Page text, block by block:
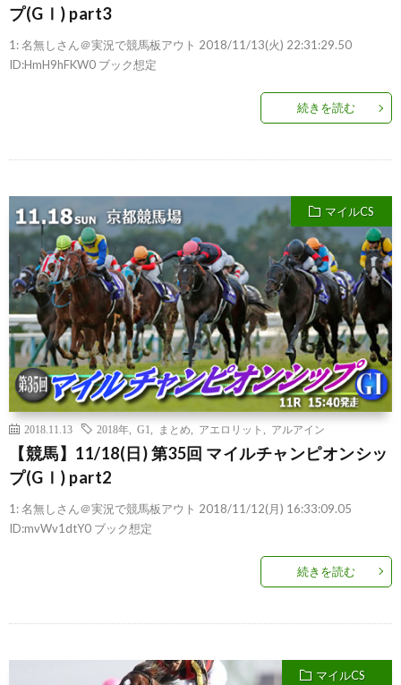
プ(GⅠ) part3
1: 名無しさん＠実況で競馬板アウト 2018/11/13(火) 22:31:29.50
ID:HmH9hFKW0 ブック想定
続きを読む
マイルCS
2018.11.13 2018年 G1 まとめ アエロリット アルアイン
【競馬】11/18(日) 第35回 マイルチャンピオンシッ
プ(GⅠ) part2
1: 名無しさん＠実況で競馬板アウト 2018/11/12(月) 16:33:09.05
ID:mvWv1dtY0 ブック想定
続きを読む
マイルCS